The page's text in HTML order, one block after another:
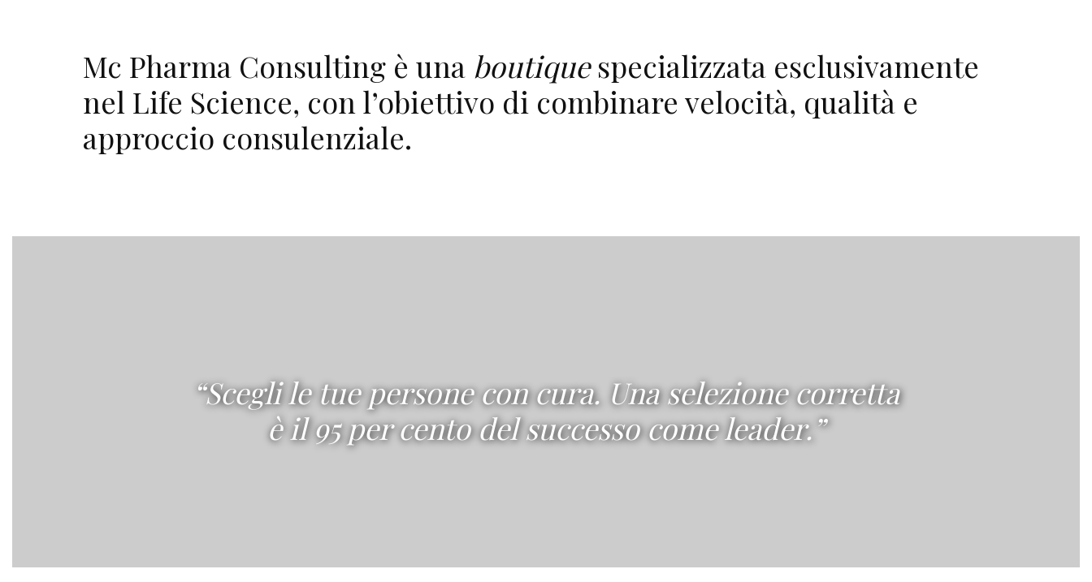
Mc Pharma Consulting è una boutiquespecializzata esclusivamente
nel Life Science, con l’obiettivo di combinare velocità, qualità e
approccio consulenziale.
“Scegli le tue persone con cura. Una selezione corretta
è il 95 per cento del successo come leader.”